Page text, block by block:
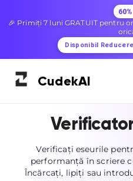
🎉 Primiți 7 luni GRATUIT pentru
Disponibil Reducere
CudekAI
Verificați eseurile
performanță în scriere
Încărcați, lipiți sau